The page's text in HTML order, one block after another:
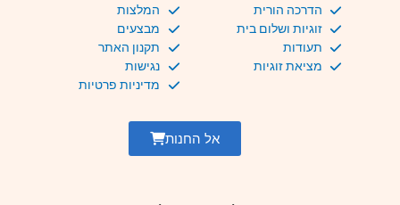
הדרכה הורית
זוגיות ושלום בית
תעודות
מציאת זוגיות
המלצות
מבצעים
תקנון האתר
נגישות
מדיניות פרטיות
אל החנות